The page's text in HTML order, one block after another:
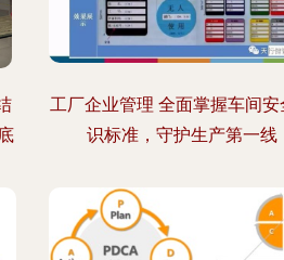
工厂企业管理 全面掌握车间安
识标准，守护生产第一线